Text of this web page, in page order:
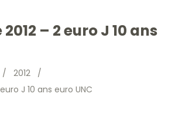
– 2 euro J 10 ans
/ 2012 /
J 10 ans euro UNC